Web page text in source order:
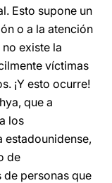
Esto supone un
o a la atención
existe la
víctimas
¡Y esto ocurre!
que a
los
estadounidense,
de
personas que